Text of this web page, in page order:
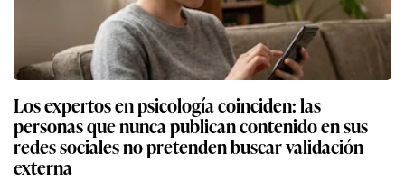
Los expertos en psicología coinciden: las
personas que nunca publican contenido en sus
redes sociales no pretenden buscar validación
externa